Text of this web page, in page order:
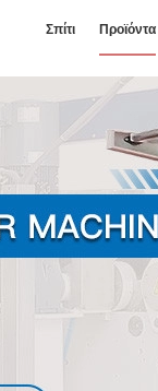
Σπίτι Προϊόντα